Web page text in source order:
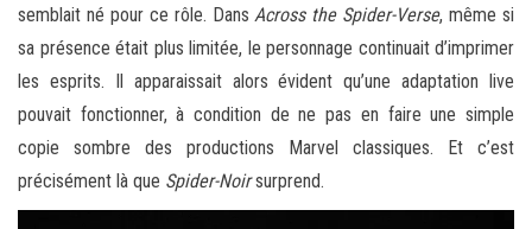
semblait né pour ce rôle. DansAcross the Spider-Verse, même si
sa présence était plus limitée, le personnage continuait d’imprimer
les esprits. Il apparaissait alors évident qu’une adaptation live
pouvait fonctionner, à condition de ne pas en faire une simple
copie sombre des productions Marvel classiques. Et c’est
précisément là que Spider-Noirsurprend.